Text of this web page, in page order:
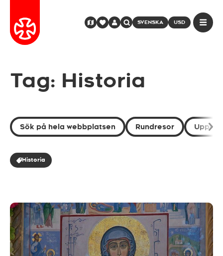
SVENSKA USD
Tag: Historia
Sök på hela webbplatsen Rundresor
Historia